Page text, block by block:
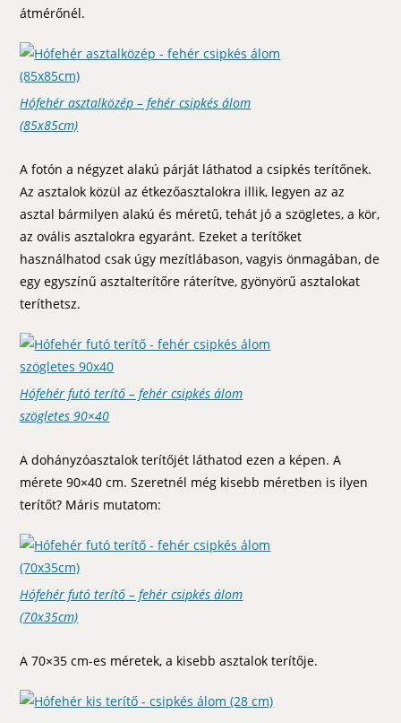
átmérőnél.
Hófehér asztalközép – fehér csipkés álom
(85x85cm)
A fotón a négyzet alakú párját láthatod a csipkés terítőnek.
Az asztalok közül az étkezőasztalokra illik, legyen az az
asztal bármilyen alakú és méretű, tehát jó a szögletes, a kör,
az ovális asztalokra egyaránt. Ezeket a terítőket
használhatod csak úgy mezítlábason, vagyis önmagában, de
egy egyszínű asztalterítőre ráterítve, gyönyörű asztalokat
teríthetsz.
Hófehér futó terítő – fehér csipkés álom
szögletes 90×40
A dohányzóasztalok terítőjét láthatod ezen a képen. A
mérete 90×40 cm. Szeretnél még kisebb méretben is ilyen
terítőt? Máris mutatom:
Hófehér futó terítő – fehér csipkés álom
(70x35cm)
A 70×35 cm-es méretek, a kisebb asztalok terítője.